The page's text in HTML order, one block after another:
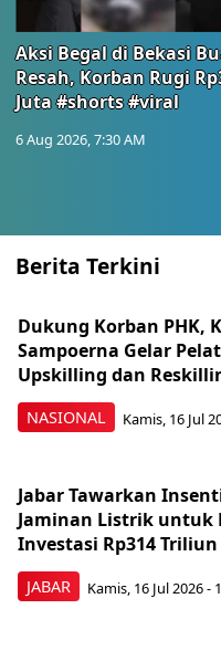
Aksi Begal di Bekasi
Resah, Korban Rugi
Juta #shorts #viral
6 Aug 2026, 7:30 AM
Berita Terkini
NASIONAL
Dukung Korban PHK,
Sampoerna Gelar
Upskilling dan
Kamis, 16 Jul
JABAR
Jabar Tawarkan
Jaminan Listrik untuk
Investasi Rp314 Triliun
Kamis, 16 Jul 2026 -